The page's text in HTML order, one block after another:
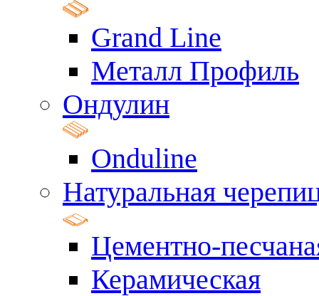
Grand Line
Металл Профиль
Ондулин
Onduline
Натуральная
Цементно-
Керамическая